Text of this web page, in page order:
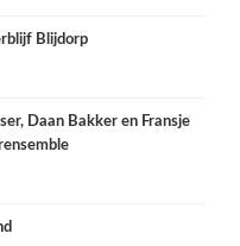
Blijdorp
Daan Bakker en Fransje